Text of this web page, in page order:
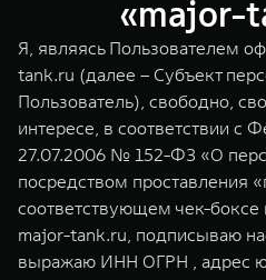
TANK 300
Следуй за открытиями
от 3 999 000 ₽
ВЫБОР АВТОМОБИЛЯ
Спецпредложения
Конфигуратор
Тест-драйв
Зарядные станции
Проверено TANK
ГАРАНТИЯ И ПОДДЕРЖКА
Гарантия
Помощь на дороге
Калькулятор ТО
Нулевое ТО
ИНФОРМАЦИЯ
О нас
35 лет GWM
GWM ТЕХ ДЕНЬ
Новости
«major-
Я, являясь Пользователем
tank.ru (далее – Субъект
Пользователь), свободно,
интересе, в соответствии с
27.07.2006 № 152-ФЗ «О
посредством проставления
соответствующем чек-боксе
major-tank.ru, подписываю
выражаю ИНН ОГРН , адрес